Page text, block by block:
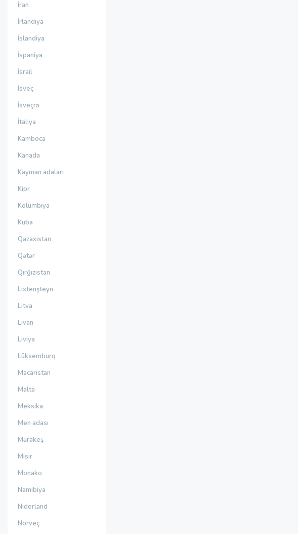
İran
İrlandiya
İslandiya
İspaniya
İsrail
İsveç
İsveçrə
İtaliya
Kamboca
Kanada
Kayman adaları
Kipr
Kolumbiya
Kuba
Qazaxıstan
Qətər
Qırğızıstan
Lixtenşteyn
Litva
Livan
Liviya
Lüksemburq
Macarıstan
Malta
Meksika
Men adası
Mərakeş
Misir
Monako
Namibiya
Niderland
Norveç